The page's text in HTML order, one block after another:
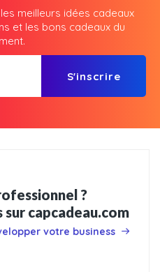
meilleurs idées cadeaux
et les bons cadeaux du
S'inscrire
?
capcadeau.com
votre business